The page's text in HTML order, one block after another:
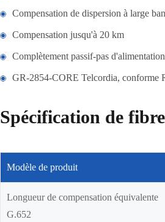
Compensation de dispersion à large
Compensation jusqu'à 20 km
Complètement passif-pas
GR-2854-CORE Telcordia, conforme
Spécification de
Modèle de produit
Longueur de compensation équivalente
G.652